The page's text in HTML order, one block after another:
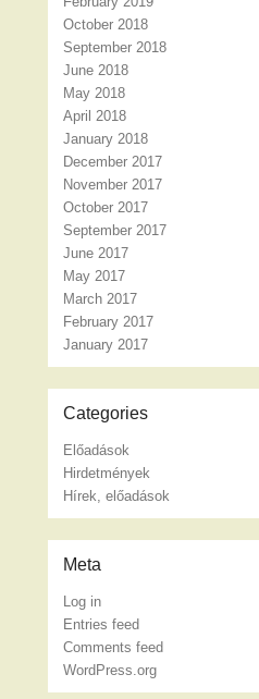
October 2018
September 2018
June 2018
May 2018
April 2018
January 2018
December 2017
November 2017
October 2017
September 2017
June 2017
May 2017
March 2017
February 2017
January 2017
Categories
Előadások
Hirdetmények
Hírek, előadások
Meta
Log in
Entries feed
Comments feed
WordPress.org